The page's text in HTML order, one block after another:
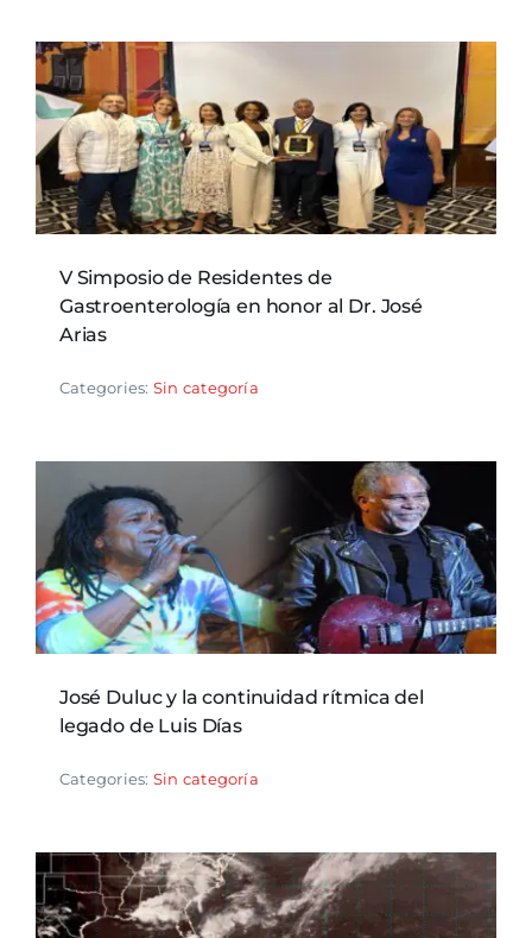
V Simposio de Residentes de
Gastroenterología en honor al Dr. José
Arias
Categories: Sin categoría
José Duluc y la continuidad rítmica del
legado de Luis Días
Categories: Sin categoría